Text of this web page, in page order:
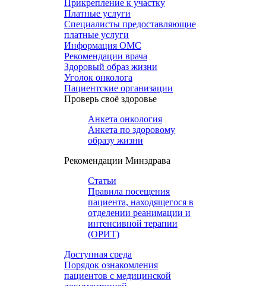
Прикрепление к участку
Платные услуги
Специалисты предоставляющие
платные услуги
Информация ОМС
Рекомендации врача
Здоровый образ жизни
Уголок онколога
Пациентские организации
Проверь своё здоровье
Анкета онкология
Анкета по здоровому
образу жизни
Рекомендации Минздрава
Статьи
Правила посещения
пациента, находящегося в
отделении реанимации и
интенсивной терапии
(ОРИТ)
Доступная среда
Порядок ознакомления
пациентов с медицинской